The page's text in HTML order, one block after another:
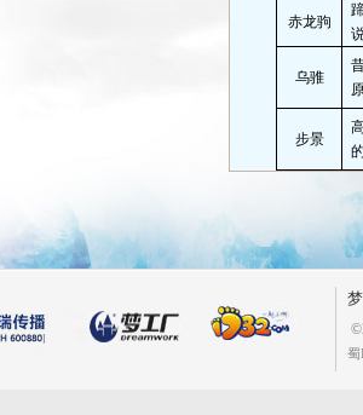
赤龙驹
乌骓
步景
©
蜀